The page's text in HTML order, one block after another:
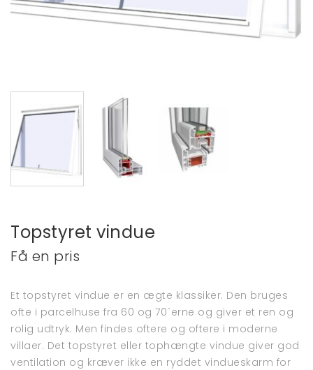
Topstyret vindue
Få en pris
Et topstyret vindue er en ægte klassiker. Den bruges
ofte i parcelhuse fra 60 og 70´erne og giver et ren og
rolig udtryk. Men findes oftere og oftere i moderne
villaer. Det topstyret eller tophængte vindue giver god
ventilation og kræver ikke en ryddet vindueskarm for